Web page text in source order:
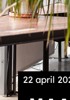
22 april